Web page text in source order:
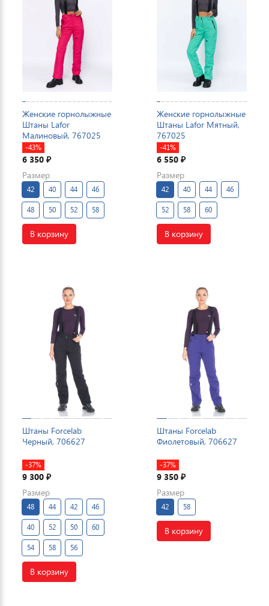
Женские горнолыжные
Штаны Lafor
Малиновый, 767025
-43%
6 350 ₽
Размер
42 40 44 46
48 50 52 58
В корзину
Женские горнолыжные
Штаны Lafor Мятный,
767025
-41%
6 550 ₽
Размер
42 40 44 46
52 58 60
В корзину
Штаны Forcelab
Черный, 706627
-37%
9 300 ₽
Размер
48 44 42 46
40 52 50 60
54 58 56
В корзину
Штаны Forcelab
Фиолетовый, 706627
-37%
9 350 ₽
Размер
42 58
В корзину